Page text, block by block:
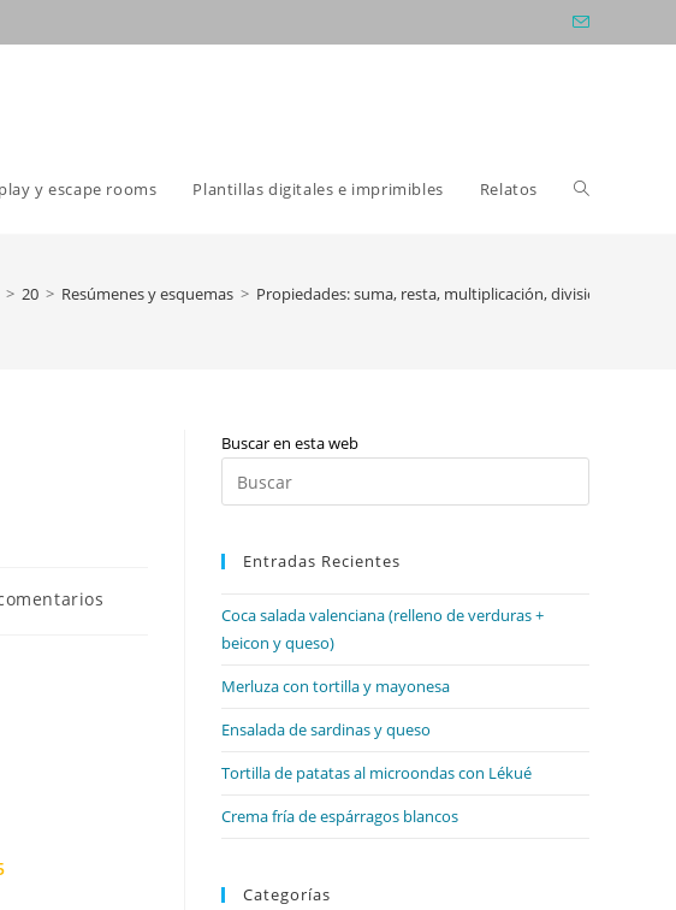
y escape rooms Plantillas digitales e imprimibles Relatos Alternar
la
> 20 > Resúmenes y esquemas > Propiedades: suma, resta, multiplicación, división y
Buscar en esta web
Escape
Entradas Recientes
Coca salada valenciana (relleno de verduras +
beicon y queso)
Merluza con tortilla y mayonesa
Ensalada de sardinas y queso
Tortilla de patatas al microondas con Lékué
Crema fría de espárragos blancos
Categorías